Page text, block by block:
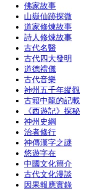
佛家故事
山嶽仙跡探微
道家修煉故事
詩人修煉故事
古代名醫
古代四大發明
道德禮儀
古代音樂
神州五千年縱觀
古籍中龍的記載
《西遊記》探秘
神州史綱
治者修行
神傳漢字之謎
悠遊字在
中國文化簡介
古代文化漫談
因果報應實錄